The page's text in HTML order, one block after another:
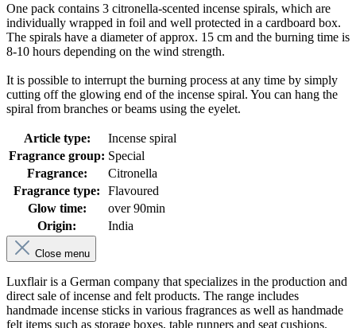
One pack contains 3 citronella-scented incense spirals, which are
individually wrapped in foil and well protected in a cardboard box.
The spirals have a diameter of approx. 15 cm and the burning time is
8-10 hours depending on the wind strength.
It is possible to interrupt the burning process at any time by simply
cutting off the glowing end of the incense spiral. You can hang the
spiral from branches or beams using the eyelet.
Article type:
Incense spiral
Fragrance group: Special
Fragrance:
Citronella
Fragrance type:
Flavoured
Glow time:
over 90min
Origin:
India
Close menu
Luxflair is a German company that specializes in the production and
direct sale of incense and felt products. The range includes
handmade incense sticks in various fragrances as well as handmade
felt items such as storage boxes, table runners and seat cushions.